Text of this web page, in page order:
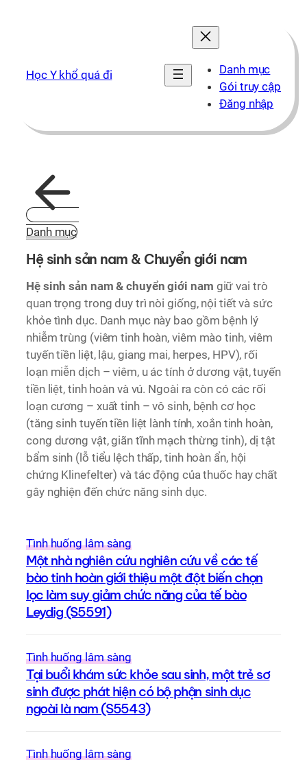
dungHọc Y khổ quá đi
Danh mục
Gói truy cập
Đăng nhập
Danh mục
Hệ sinh sản nam & Chuyển giới nam
Hệ sinh sản nam & chuyển giới nam giữ vai trò
quan trọng trong duy trì nòi giống, nội tiết và sức
khỏe tình dục. Danh mục này bao gồm bệnh lý
nhiễm trùng (viêm tinh hoàn, viêm mào tinh, viêm
tuyến tiền liệt, lậu, giang mai, herpes, HPV), rối
loạn miễn dịch – viêm, u ác tính ở dương vật, tuyến
tiền liệt, tinh hoàn và vú. Ngoài ra còn có các rối
loạn cương – xuất tinh – vô sinh, bệnh cơ học
(tăng sinh tuyến tiền liệt lành tính, xoắn tinh hoàn,
cong dương vật, giãn tĩnh mạch thừng tinh), dị tật
bẩm sinh (lỗ tiểu lệch thấp, tinh hoàn ẩn, hội
chứng Klinefelter) và tác động của thuốc hay chất
gây nghiện đến chức năng sinh dục.
Tình huống lâm sàng
Một nhà nghiên cứu nghiên cứu về các tế
bào tinh hoàn giới thiệu một đột biến chọn
lọc làm suy giảm chức năng của tế bào
Leydig (S5591)
Tình huống lâm sàng
Tại buổi khám sức khỏe sau sinh, một trẻ sơ
sinh được phát hiện có bộ phận sinh dục
ngoài là nam (S5543)
Tình huống lâm sàng